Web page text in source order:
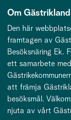
Om
Den här
framtagen av
Besöksnäring Ek.
ett samarbete med
att främja
besöksmål.
njuta av vårt